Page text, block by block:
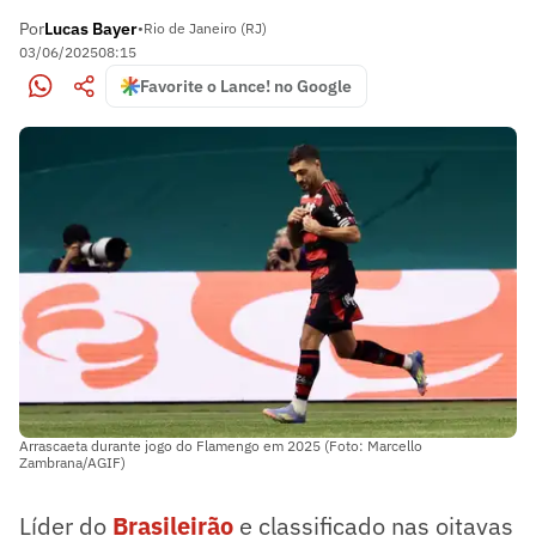
PorLucas Bayer•Rio de Janeiro (RJ)
03/06/202508:15
Favorite o Lance! no Google
Arrascaeta durante jogo do Flamengo em 2025 (Foto: Marcello
Zambrana/AGIF)
Líder do Brasileirão e classificado nas oitavas